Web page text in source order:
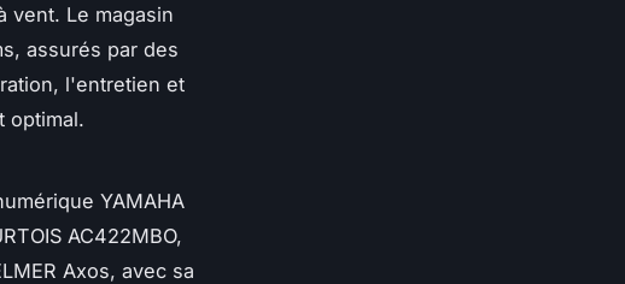
vent. Le magasin
assurés par des
l'entretien et
optimal.
YAMAHA
AC422MBO,
Axos, avec sa